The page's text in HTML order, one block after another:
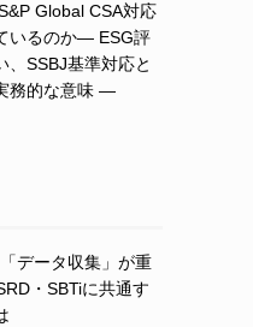
Global CSA対応
いるのか― ESG評
、SSBJ基準対応と
務的な意味 ―
データ収集」が重
・SBTiに共通す